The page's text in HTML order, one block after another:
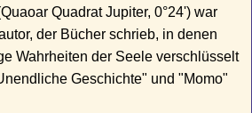
Quadrat Jupiter, 0°24') war
der Bücher schrieb, in denen
Wahrheiten der Seele verschlüsselt
Geschichte" und "Momo"